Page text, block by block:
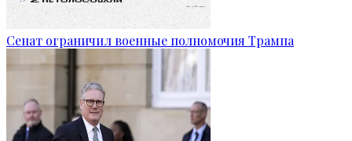
Сенат ограничил военные полномочия Трампа